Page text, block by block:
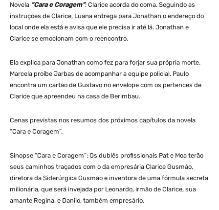
Novela “Cara e Coragem”: Clarice acorda do coma. Seguindo as
instruções de Clarice, Luana entrega para Jonathan o endereço do
local onde ela está e avisa que ele precisa ir até lá. Jonathan e
Clarice se emocionam com o reencontro.
Ela explica para Jonathan como fez para forjar sua própria morte.
Marcela proíbe Jarbas de acompanhar a equipe policial. Paulo
encontra um cartão de Gustavo no envelope com os pertences de
Clarice que apreendeu na casa de Berimbau.
Cenas previstas nos resumos dos próximos capítulos da novela
“Cara e Coragem”.
Sinopse “Cara e Coragem”: Os dublês profissionais Pat e Moa terão
seus caminhos traçados com o da empresária Clarice Gusmão,
diretora da Siderúrgica Gusmão e inventora de uma fórmula secreta
milionária, que será invejada por Leonardo, irmão de Clarice, sua
amante Regina, e Danilo, também empresário.